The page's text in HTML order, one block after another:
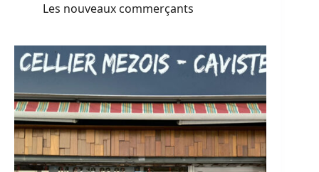
Les nouveaux commerçants